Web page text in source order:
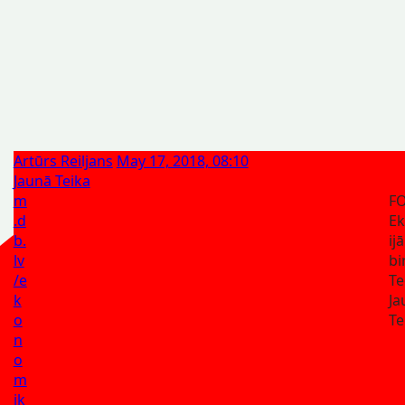
Artūrs Reiljans May 17, 2018, 08:10
Jaunā Teika
m
.d
b.
lv
/e
k
o
n
o
m
ik